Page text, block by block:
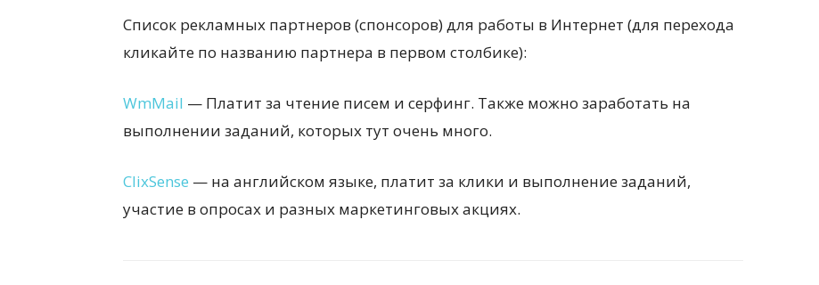
Список рекламных партнеров (спонсоров) для работы в Интернет (для перехода
кликайте по названию партнера в первом столбике):
WmMail — Платит за чтение писем и серфинг. Также можно заработать на
выполнении заданий, которых тут очень много.
ClixSense — на английском языке, платит за клики и выполнение заданий,
участие в опросах и разных маркетинговых акциях.